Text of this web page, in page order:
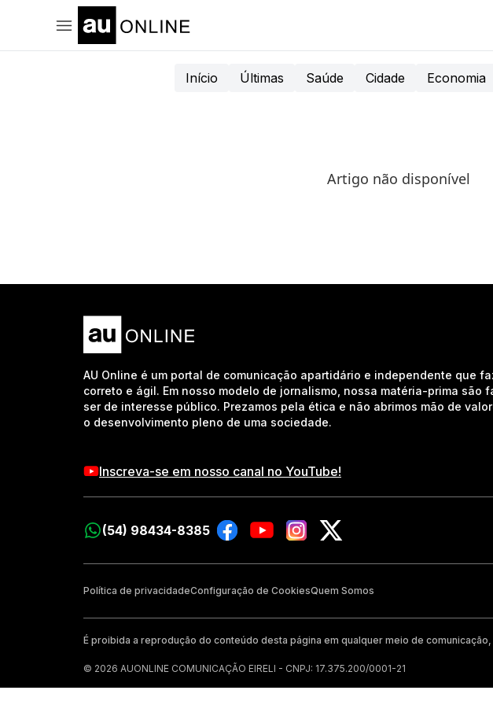
Início Últimas Saúde Cidade Economia
Artigo não disponível
AU Online é um portal de comunicação apartidário e independente que
correto e ágil. Em nosso modelo de jornalismo, nossa matéria-prima são
ser de interesse público. Prezamos pela ética e não abrimos mão de
o desenvolvimento pleno de uma sociedade.
Inscreva-se em nosso canal no YouTube!
(54) 98434-8385
Política de privacidadeConfiguração de CookiesQuem Somos
É proibida a reprodução do conteúdo desta página em qualquer meio de
© 2026 AUONLINE COMUNICAÇÃO EIRELI - CNPJ: 17.375.200/0001-21